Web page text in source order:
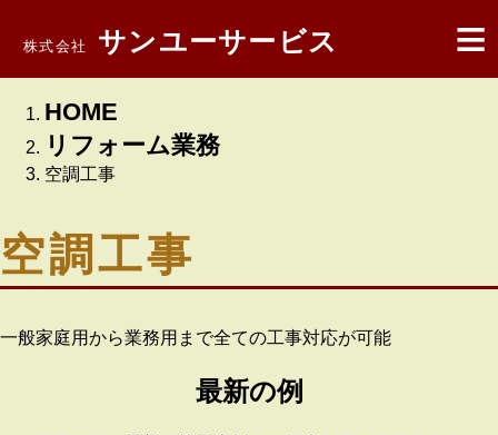
株式会社 サンユーサービス ≡
HOME
防水工事
HOME
リフォーム業務
空調工事
空調工事
一般家庭用から業務用まで全ての工事対応が可能
最新の例